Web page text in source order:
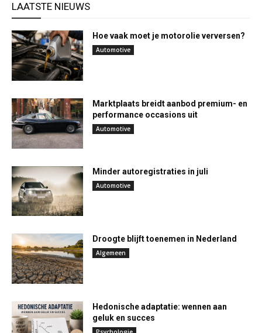
LAATSTE NIEUWS
Hoe vaak moet je motorolie verversen?
Automotive
Marktplaats breidt aanbod premium- en
performance occasions uit
Automotive
Minder autoregistraties in juli
Automotive
Droogte blijft toenemen in Nederland
Algemeen
Hedonische adaptatie: wennen aan
geluk en succes